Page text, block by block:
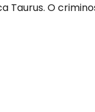
Taurus. O